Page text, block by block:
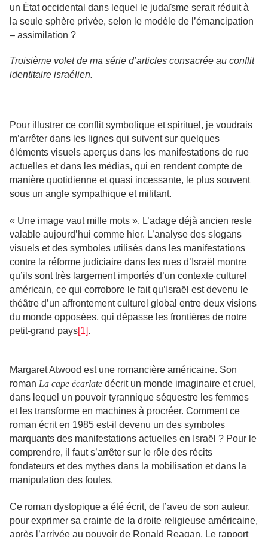
un État occidental dans lequel le judaïsme serait réduit à
la seule sphère privée, selon le modèle de l’émancipation
– assimilation ?
Troisième volet de ma série d’articles consacrée au conflit
identitaire israélien.
Pour illustrer ce conflit symbolique et spirituel, je voudrais
m’arrêter dans les lignes qui suivent sur quelques
éléments visuels aperçus dans les manifestations de rue
actuelles et dans les médias, qui en rendent compte de
manière quotidienne et quasi incessante, le plus souvent
sous un angle sympathique et militant.
« Une image vaut mille mots ». L’adage déjà ancien reste
valable aujourd’hui comme hier. L’analyse des slogans
visuels et des symboles utilisés dans les manifestations
contre la réforme judiciaire dans les rues d’Israël montre
qu’ils sont très largement importés d’un contexte culturel
américain, ce qui corrobore le fait qu’Israël est devenu le
théâtre d’un affrontement culturel global entre deux visions
du monde opposées, qui dépasse les frontières de notre
petit-grand pays[1].
Margaret Atwood est une romancière américaine. Son
roman La cape écarlate décrit un monde imaginaire et cruel,
dans lequel un pouvoir tyrannique séquestre les femmes
et les transforme en machines à procréer. Comment ce
roman écrit en 1985 est-il devenu un des symboles
marquants des manifestations actuelles en Israël ? Pour le
comprendre, il faut s’arrêter sur le rôle des récits
fondateurs et des mythes dans la mobilisation et dans la
manipulation des foules.
Ce roman dystopique a été écrit, de l’aveu de son auteur,
pour exprimer sa crainte de la droite religieuse américaine,
après l’arrivée au pouvoir de Ronald Reagan. Le rapport